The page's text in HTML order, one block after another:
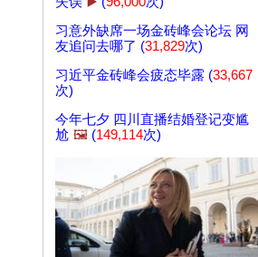
习意外缺席一场金砖峰会论坛 网
友追问去哪了 (31,829次)
习近平金砖峰会疲态毕露 (33,667
次)
今年七夕 四川直播结婚登记变尴
尬 🖼️ (149,114次)